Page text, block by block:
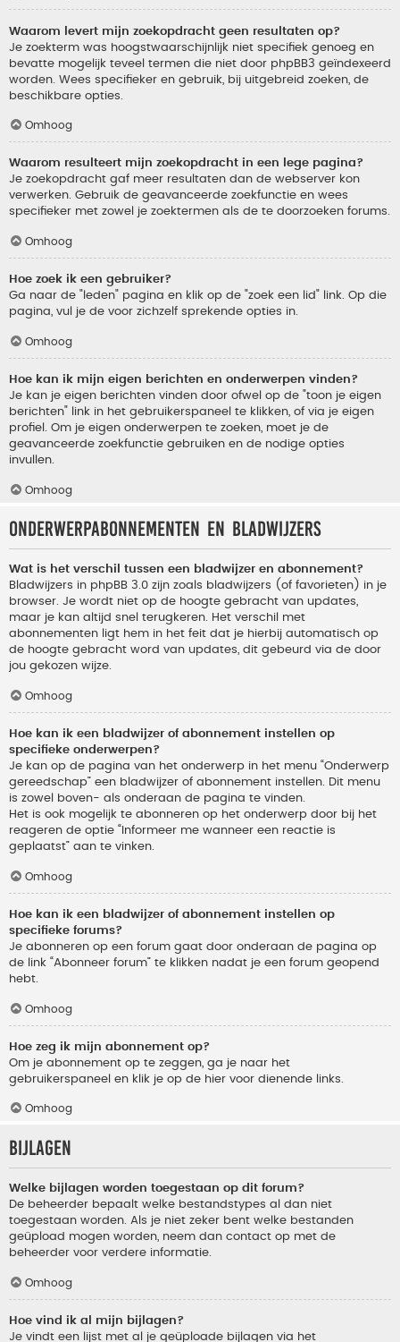
Waarom levert mijn zoekopdracht geen resultaten op?
Je zoekterm was hoogstwaarschijnlijk niet specifiek genoeg en
bevatte mogelijk teveel termen die niet door phpBB3 geïndexeerd
worden. Wees specifieker en gebruik, bij uitgebreid zoeken, de
beschikbare opties.
Omhoog
Waarom resulteert mijn zoekopdracht in een lege pagina?
Je zoekopdracht gaf meer resultaten dan de webserver kon
verwerken. Gebruik de geavanceerde zoekfunctie en wees
specifieker met zowel je zoektermen als de te doorzoeken forums.
Omhoog
Hoe zoek ik een gebruiker?
Ga naar de "leden" pagina en klik op de "zoek een lid" link. Op die
pagina, vul je de voor zichzelf sprekende opties in.
Omhoog
Hoe kan ik mijn eigen berichten en onderwerpen vinden?
Je kan je eigen berichten vinden door ofwel op de "toon je eigen
berichten" link in het gebruikerspaneel te klikken, of via je eigen
profiel. Om je eigen onderwerpen te zoeken, moet je de
geavanceerde zoekfunctie gebruiken en de nodige opties
invullen.
Omhoog
Onderwerpabonnementen en bladwijzers
Wat is het verschil tussen een bladwijzer en abonnement?
Bladwijzers in phpBB 3.0 zijn zoals bladwijzers (of favorieten) in je
browser. Je wordt niet op de hoogte gebracht van updates,
maar je kan altijd snel terugkeren. Het verschil met
abonnementen ligt hem in het feit dat je hierbij automatisch op
de hoogte gebracht word van updates, dit gebeurd via de door
jou gekozen wijze.
Omhoog
Hoe kan ik een bladwijzer of abonnement instellen op
specifieke onderwerpen?
Je kan op de pagina van het onderwerp in het menu “Onderwerp
gereedschap” een bladwijzer of abonnement instellen. Dit menu
is zowel boven- als onderaan de pagina te vinden.
Het is ook mogelijk te abonneren op het onderwerp door bij het
reageren de optie “Informeer me wanneer een reactie is
geplaatst” aan te vinken.
Omhoog
Hoe kan ik een bladwijzer of abonnement instellen op
specifieke forums?
Je abonneren op een forum gaat door onderaan de pagina op
de link “Abonneer forum” te klikken nadat je een forum geopend
hebt.
Omhoog
Hoe zeg ik mijn abonnement op?
Om je abonnement op te zeggen, ga je naar het
gebruikerspaneel en klik je op de hier voor dienende links.
Omhoog
Bijlagen
Welke bijlagen worden toegestaan op dit forum?
De beheerder bepaalt welke bestandstypes al dan niet
toegestaan worden. Als je niet zeker bent welke bestanden
geüpload mogen worden, neem dan contact op met de
beheerder voor verdere informatie.
Omhoog
Hoe vind ik al mijn bijlagen?
Je vindt een lijst met al je geüploade bijlagen via het